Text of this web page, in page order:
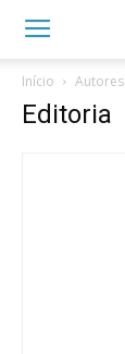
Início Autores
Editoria